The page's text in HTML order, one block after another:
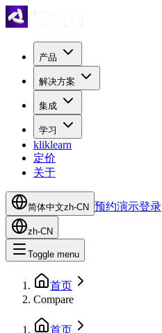
产品
解决方案
集成
学习
kliklearn
定价
关于
简体中文zh-CN 预约演示登录
zh-CN
Toggle menu
首页
Compare
首页